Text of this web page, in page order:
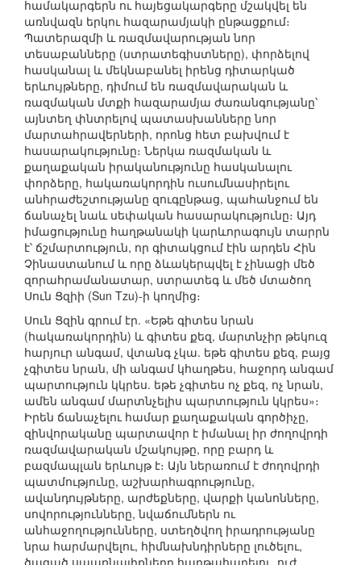
համակարգերն ու հայեցակարգերը մշակվել են
առնվազն երկու հազարամյակի ընթացքում։
Պատերազմի և ռազմավարության նոր
տեսաբանները (ստրատեգիստները), փորձելով
հասկանալ և մեկնաբանել իրենց դիտարկած
երևույթները, դիմում են ռազմավարական և
ռազմական մտքի հազարամյա ժառանգությանը՝
այնտեղ փնտրելով պատասխանները նոր
մարտահրավերների, որոնց հետ բախվում է
հասարակությունը։ Ներկա ռազմական և
քաղաքական իրականությունը հասկանալու
փորձերը, հակառակորդին ուսումնասիրելու
անհրաժեշտությանը զուգընթաց, պահանջում են
ճանաչել նաև սեփական հասարակությունը։ Այդ
իմացությունը հաղթանակի կարևորագույն տարրն
է՝ ճշմարտություն, որ գիտակցում էին արդեն Հին
Չինաստանում և որը ձևակերպվել է չինացի մեծ
զորահրամանատար, ստրատեգ և մեծ մտածող
Սուն Ցզիի (Sun Tzu)-ի կողմից։
Սուն Ցզին գրում էր. «Եթե գիտես նրան
(հակառակորդին) և գիտես քեզ, մարտնչիր թեկուզ
հարյուր անգամ, վտանգ չկա. եթե գիտես քեզ, բայց
չգիտես նրան, մի անգամ կհաղթես, հաջորդ անգամ
պարտություն կկրես. եթե չգիտես ոչ քեզ, ոչ նրան,
ամեն անգամ մարտնչելիս պարտություն կկրես»։
Իրեն ճանաչելու համար քաղաքական գործիչը,
զինվորականը պարտավոր է իմանալ իր ժողովրդի
ռազմավարական մշակույթը, որը բարդ և
բազմապլան երևույթ է։ Այն ներառում է ժողովրդի
պատմությունը, աշխարհագրությունը,
ավանդույթները, արժեքները, վարքի կանոնները,
սովորությունները, նվաճումներն ու
անհաջողությունները, ստեղծվող իրադրությանը
նրա հարմարվելու, հիմնախնդիրները լուծելու,